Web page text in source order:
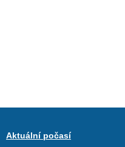
Aktuální počasí